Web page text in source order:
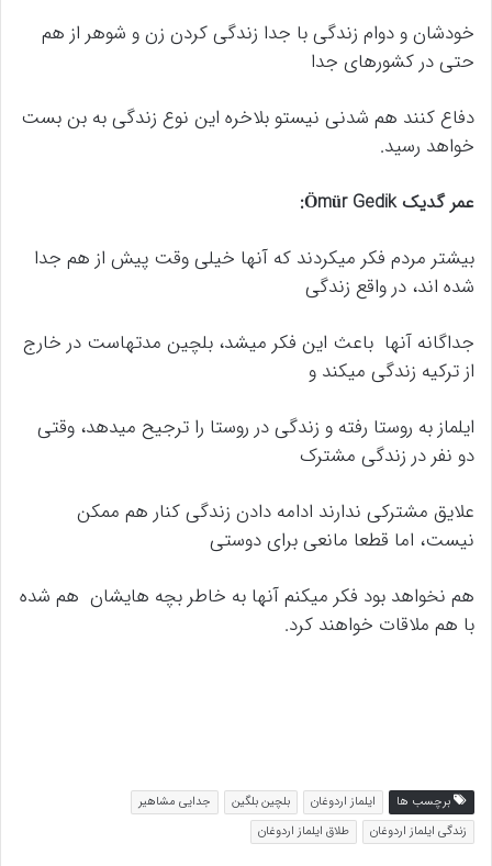
خودشان و دوام زندگی با جدا زندگی کردن زن و شوهر از هم
حتی در کشورهای جدا
دفاع کنند هم شدنی نیستو بلاخره این نوع زندگی به بن بست
خواهد رسید.
عمر گدیک Ömür Gedik:
بیشتر مردم فکر میکردند که آنها خیلی وقت پیش از هم جدا
شده اند، در واقع زندگی
جداگانه آنها باعث این فکر میشد، بلچین مدتهاست در خارج
از ترکیه زندگی میکند و
ایلماز به روستا رفته و زندگی در روستا را ترجیح میدهد، وقتی
دو نفر در زندگی مشترک
علایق مشترکی ندارند ادامه دادن زندگی کنار هم ممکن
نیست، اما قطعا مانعی برای دوستی
هم نخواهد بود فکر میکنم آنها به خاطر بچه هایشان هم شده
با هم ملاقات خواهند کرد.
برچسب ها ایلماز اردوغان بلچین بلگین
جدایی مشاهیر
زندگی ایلماز اردوغان
طلاق ایلماز اردوغان